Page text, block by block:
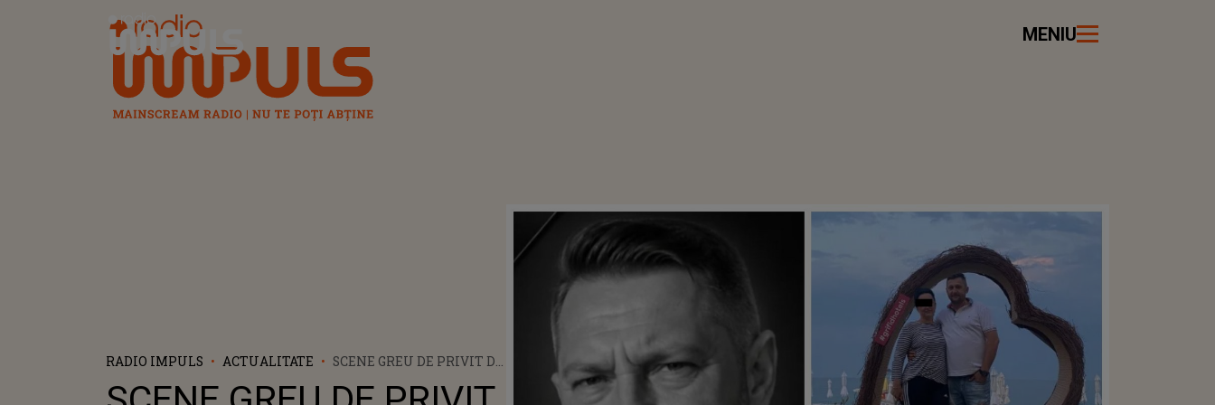
Radio Impuls MENIU
RADIO IMPULS ACTUALITATE
SCENE GREU DE PRIVIT DE
POLIȚISTULUI DIN